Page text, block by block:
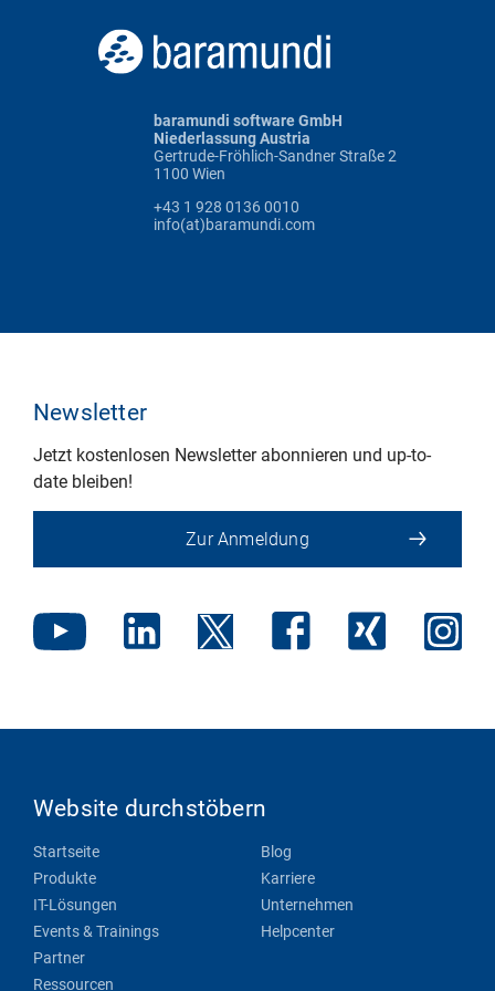
baramundi software GmbH
Niederlassung Austria
Gertrude-Fröhlich-Sandner Straße 2
1100 Wien
+43 1 928 0136 0010
info(at)baramundi.com
Newsletter
Jetzt kostenlosen Newsletter abonnieren und up-to-
date bleiben!
Zur Anmeldung
Website durchstöbern
Startseite
Produkte
IT-Lösungen
Events & Trainings
Partner
Ressourcen
Blog
Karriere
Unternehmen
Helpcenter